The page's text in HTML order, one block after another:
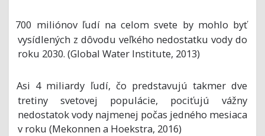
700 miliónov ľudí na celom svete by mohlo byť
vysídlených z dôvodu veľkého nedostatku vody do
roku 2030. (Global Water Institute, 2013)
Asi 4 miliardy ľudí, čo predstavujú takmer dve
tretiny svetovej populácie, pociťujú vážny
nedostatok vody najmenej počas jedného mesiaca
v roku (Mekonnen a Hoekstra, 2016)